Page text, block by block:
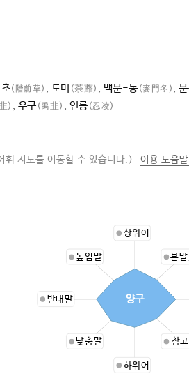
(階前草) , 도미 (荼蘼) , 맥문-동(麥門冬) ,
) , 우구 (禹韭) , 인릉(忍凌)
휘 지도를 이동할 수 있습니다.) 이용 도움
상위어
본
참
하위어
낮춤말
반대말
높임말
양구